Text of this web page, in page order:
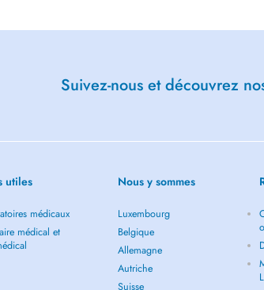
Suivez-nous et découvrez
utiles
médicaux
médical et
Nous y sommes
Luxembourg
Belgique
Allemagne
Autriche
Suisse